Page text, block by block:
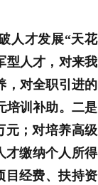
人才发展“天花
型人才，对来我
，对全职引进的
培训补助。二是
元；对培养高级
才缴纳个人所得
目经费、扶持资